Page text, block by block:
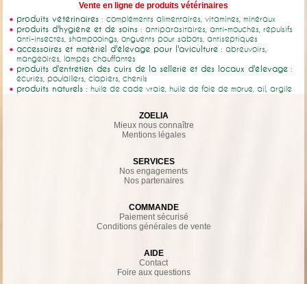
Vente en ligne de produits vétérinaires
produits vétérinaires : compléments alimentaires, vitamines, minéraux
produits d'hygiène et de soins : antiparasitaires, anti-mouches, répulsifs
anti-insectes, shampooings, onguents pour sabots, antiseptiques
accessoires et matériel d'élevage pour l'aviculture : abreuvoirs,
mangeoires, lampes chauffantes
produits d'entretien des cuirs de la sellerie et des locaux d'élevage :
écuries, poulaillers, clapiers, chenils
produits naturels : huile de cade vraie, huile de foie de morue, ail, argile
ZOELIA
Mieux nous connaître
Mentions légales
SERVICES
Nos engagements
Nos partenaires
COMMANDE
Paiement sécurisé
Conditions générales de vente
AIDE
Contact
Foire aux questions